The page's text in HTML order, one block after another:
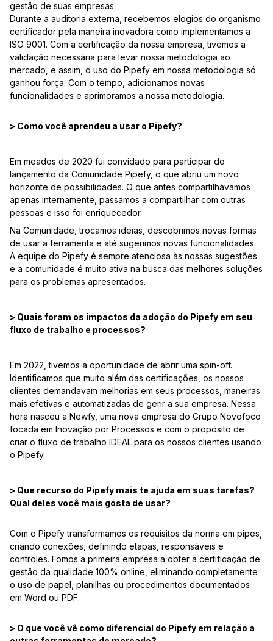
gestão de suas empresas.
Durante a auditoria externa, recebemos elogios do organismo
certificador pela maneira inovadora como implementamos a
ISO 9001. Com a certificação da nossa empresa, tivemos a
validação necessária para levar nossa metodologia ao
mercado, e assim, o uso do Pipefy em nossa metodologia só
ganhou força. Com o tempo, adicionamos novas
funcionalidades e aprimoramos a nossa metodologia.
> Como você aprendeu a usar o Pipefy?
Em meados de 2020 fui convidado para participar do
lançamento da Comunidade Pipefy, o que abriu um novo
horizonte de possibilidades. O que antes compartilhávamos
apenas internamente, passamos a compartilhar com outras
pessoas e isso foi enriquecedor.
Na Comunidade, trocamos ideias, descobrimos novas formas
de usar a ferramenta e até sugerimos novas funcionalidades.
A equipe do Pipefy é sempre atenciosa às nossas sugestões
e a comunidade é muito ativa na busca das melhores soluções
para os problemas apresentados.
> Quais foram os impactos da adoção do Pipefy em seu
fluxo de trabalho e processos?
Em 2022, tivemos a oportunidade de abrir uma spin-off.
Identificamos que muito além das certificações, os nossos
clientes demandavam melhorias em seus processos, maneiras
mais efetivas e automatizadas de gerir a sua empresa. Nessa
hora nasceu a Newfy, uma nova empresa do Grupo Novofoco
focada em Inovação por Processos e com o propósito de
criar o fluxo de trabalho IDEAL para os nossos clientes usando
o Pipefy.
> Que recurso do Pipefy mais te ajuda em suas tarefas?
Qual deles você mais gosta de usar?
Com o Pipefy transformamos os requisitos da norma em pipes,
criando conexões, definindo etapas, responsáveis e
controles. Fomos a primeira empresa a obter a certificação de
gestão da qualidade 100% online, eliminando completamente
o uso de papel, planilhas ou procedimentos documentados
em Word ou PDF.
> O que você vê como diferencial do Pipefy em relação a